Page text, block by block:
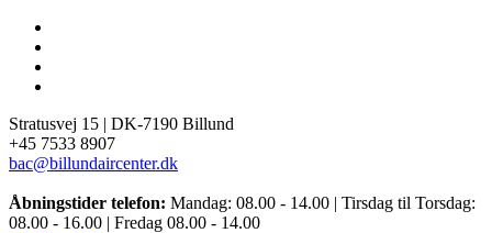
Stratusvej 15 | DK-7190 Billund
+45 7533 8907
bac@billundaircenter.dk
Åbningstider telefon: Mandag: 08.00 - 14.00 | Tirsdag til Torsdag:
08.00 - 16.00 | Fredag 08.00 - 14.00